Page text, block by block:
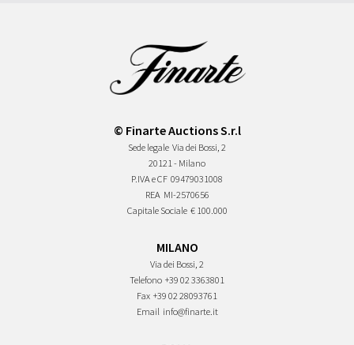
© Finarte Auctions S.r.l
Sede legale Via dei Bossi, 2
20121 - Milano
P.IVA e CF 09479031008
REA MI-2570656
Capitale Sociale € 100.000
MILANO
Via dei Bossi, 2
Telefono +39 02 3363801
Fax +39 02 28093761
Email info@finarte.it